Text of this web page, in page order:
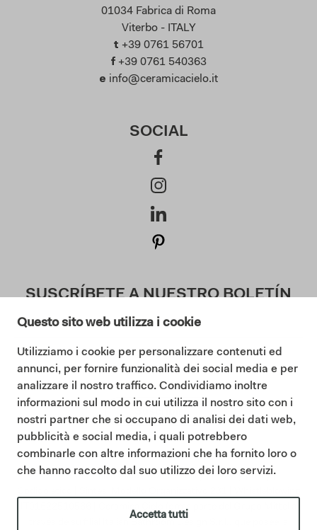
Questo sito web utilizza i cookie
Utilizziamo i cookie per personalizzare contenuti ed
annunci, per fornire funzionalità dei social media e per
analizzare il nostro traffico. Condividiamo inoltre
informazioni sul modo in cui utilizza il nostro sito con i
nostri partner che si occupano di analisi dei dati web,
pubblicità e social media, i quali potrebbero
combinarle con altre informazioni che ha fornito loro o
che hanno raccolto dal suo utilizzo dei loro servizi.
Accetta tutti
01034 Fabrica di Roma
Viterbo - ITALY
t +39 0761 56701
f +39 0761 540363
e info@ceramicacielo.it
SOCIAL
SUSCRÍBETE A NUESTRO BOLETÍN
Doy mi consentimiento a la Política de Privacidad (
Lea nuestra Política de Privacidad)
©2025 Ceramica Cielo |Cookie policy|Privacy policy|
IT01622510566 | Ceramica Cielo forma parte del Grupo Mittel a